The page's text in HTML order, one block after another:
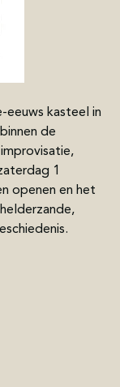
kasteel in
de
1
openen en het